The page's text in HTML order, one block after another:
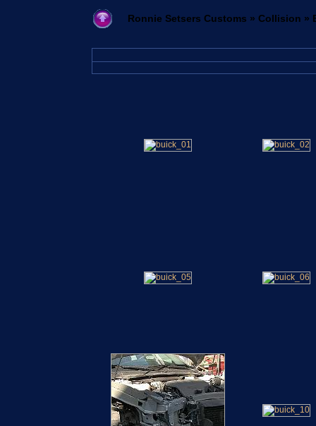
Ronnie Setsers Customs » Collision »